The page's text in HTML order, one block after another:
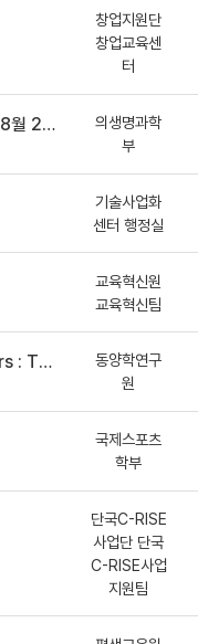
창업지원단
창업교육센
터
25일
의생명과학
부
기술사업화
센터 행정실
교육혁신원
교육혁신팀
Issue
동양학연구
원
국제스포츠
학부
단국C-RISE
사업단 단국
C-RISE사업
지원팀